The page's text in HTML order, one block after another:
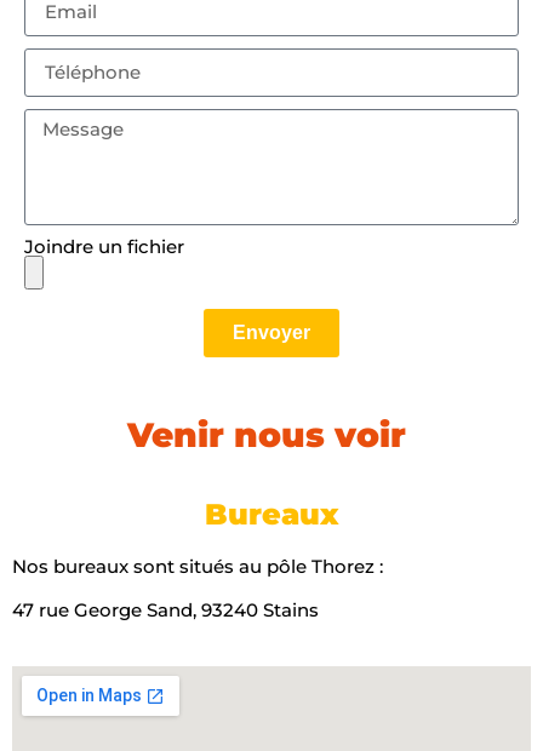
Joindre un fichier
Envoyer
Venir nous voir
Bureaux
Nos bureaux sont situés au pôle Thorez :
47 rue George Sand, 93240 Stains